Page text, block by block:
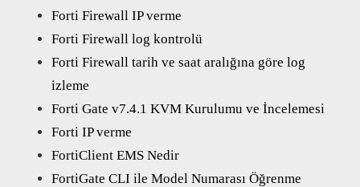
Forti Firewall IP verme
Forti Firewall log kontrolü
Forti Firewall tarih ve saat aralığına göre log
izleme
Forti Gate v7.4.1 KVM Kurulumu ve İncelemesi
Forti IP verme
FortiClient EMS Nedir
FortiGate CLI ile Model Numarası Öğrenme